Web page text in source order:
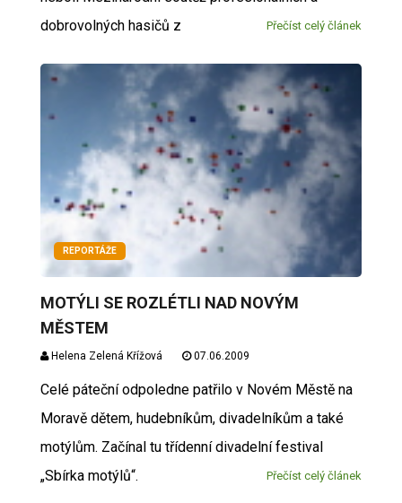
dobrovolných hasičů z
Přečíst celý článek
REPORTÁŽE
MOTÝLI SE ROZLÉTLI NAD NOVÝM
MĚSTEM
Helena Zelená Křížová 07.06.2009
Celé páteční odpoledne patřilo v Novém Městě na
Moravě dětem, hudebníkům, divadelníkům a také
motýlům. Začínal tu třídenní divadelní festival
„Sbírka motýlů“.
Přečíst celý článek